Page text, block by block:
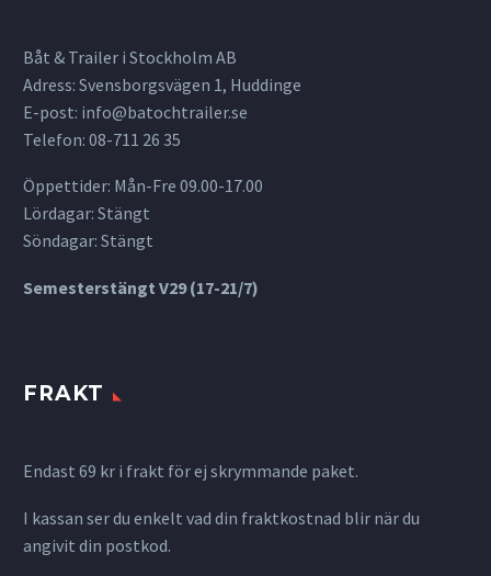
Båt & Trailer i Stockholm AB
Adress: Svensborgsvägen 1, Huddinge
E-post: info@batochtrailer.se
Telefon: 08-711 26 35
Öppettider: Mån-Fre 09.00-17.00
Lördagar: Stängt
Söndagar: Stängt
Semesterstängt V29 (17-21/7)
FRAKT
Endast 69 kr i frakt för ej skrymmande paket.
I kassan ser du enkelt vad din fraktkostnad blir när du
angivit din postkod.